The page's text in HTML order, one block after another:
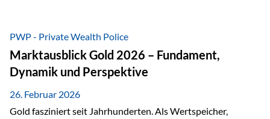
unbürokratisch übertragen, ohne ausschließlich auf ein
Testament angewiesen zu sein? Wenn klassische Lösungen
nicht ausreichen Traditionelle Nachlassregelungen stoßen
oft…
PWP - Private Wealth Police
Marktausblick Gold 2026 – Fundament,
Dynamik und Perspektive
26. Februar 2026
Gold fasziniert seit Jahrhunderten. Als Wertspeicher,